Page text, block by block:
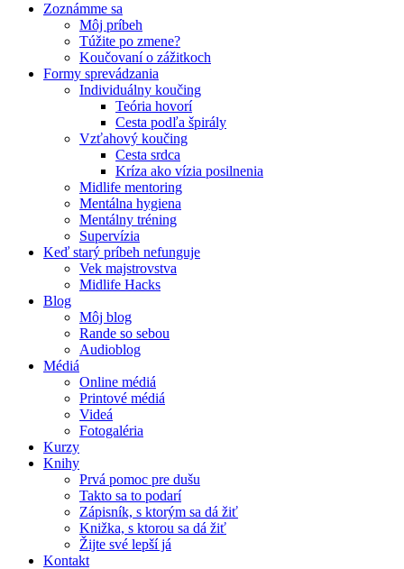
Zoznámme sa
Môj príbeh
Túžite po zmene?
Koučovaní o zážitkoch
Formy sprevádzania
Individuálny koučing
Teória hovorí
Cesta podľa špirály
Vzťahový koučing
Cesta srdca
Kríza ako vízia posilnenia
Midlife mentoring
Mentálna hygiena
Mentálny tréning
Supervízia
Keď starý príbeh nefunguje
Vek majstrovstva
Midlife Hacks
Blog
Môj blog
Rande so sebou
Audioblog
Médiá
Online médiá
Printové médiá
Videá
Fotogaléria
Kurzy
Knihy
Prvá pomoc pre dušu
Takto sa to podarí
Zápisník, s ktorým sa dá žiť
Knižka, s ktorou sa dá žiť
Žijte své lepší já
Kontakt